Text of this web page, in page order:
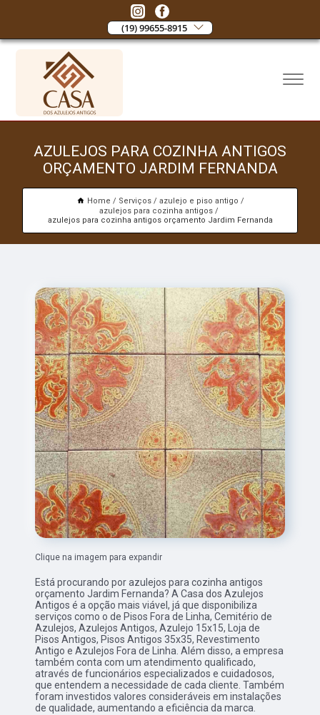
(19) 99655-8915
AZULEJOS PARA COZINHA ANTIGOS
ORÇAMENTO JARDIM FERNANDA
Home Serviços
azulejo e piso antigo
azulejos para cozinha antigos
azulejos para cozinha antigos orçamento Jardim Fernanda
Clique na imagem para expandir
Está procurando por azulejos para cozinha antigos
orçamento Jardim Fernanda? A Casa dos Azulejos
Antigos é a opção mais viável, já que disponibiliza
serviços como o de Pisos Fora de Linha, Cemitério de
Azulejos, Azulejos Antigos, Azulejo 15x15, Loja de
Pisos Antigos, Pisos Antigos 35x35, Revestimento
Antigo e Azulejos Fora de Linha. Além disso, a empresa
também conta com um atendimento qualificado,
através de funcionários especializados e cuidadosos,
que entendem a necessidade de cada cliente. Também
foram investidos valores consideráveis em instalações
de qualidade, aumentando a eficiência da marca.